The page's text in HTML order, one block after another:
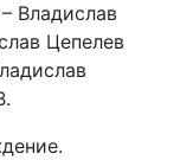
Владислав
Цепелев